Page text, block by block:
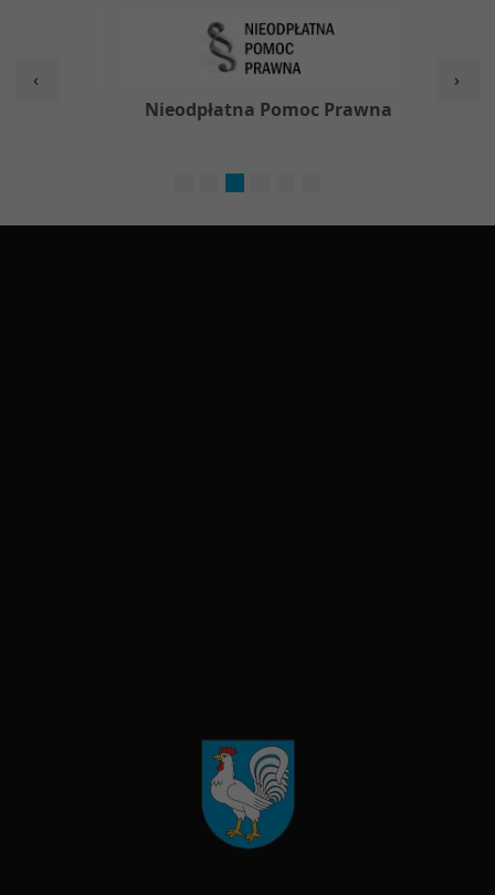
Nieodpłatna Pomoc Prawna
‹ ›